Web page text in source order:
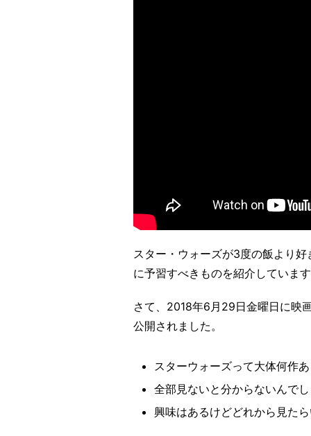
スター・ウォーズが3度の飯より
に予習すべきものを紹介しています
さて、2018年6月29日金曜日に映
公開されました。
スターウォーズって大体何作あ
全部見ないと分からないんでし
興味はあるけどどれから見た